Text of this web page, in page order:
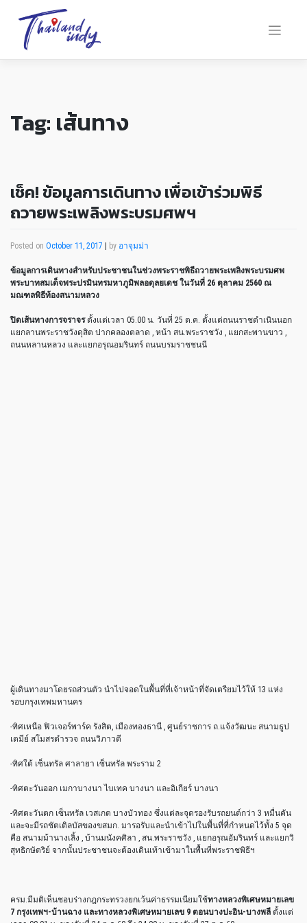
Tag: เส้นทาง
เช็ค! ข้อมูลการเดินทาง เพื่อเข้าร่วมพิธี
ถวายพระเพลิงพระบรมศพฯ
Posted on October 11, 2017 | by อาจุมม่า
ข้อมูลการเดินทางสำหรับประชาชนในช่วงพระราชพิธีถวายพระเพลิงพระบรมศพ
พระบาทสมเด็จพระปรมินทรมหาภูมิพลอดุลยเดช ในวันที่ 26 ตุลาคม 2560 ณ
มณฑลพิธีท้องสนามหลวง
ปิดเส้นทางการจราจรตั้งแต่เวลา 05.00 น. วันที่ 25 ต.ค. ตั้งแต่ถนนราชดำเนินนอก
แยกลานพระราชวังดุสิต ปากคลองตลาด , หน้า สน.พระราชวัง , แยกสะพานขาว ,
ถนนหลานหลวง และแยกอรุณอมรินทร์ ถนนบรมราชชนนี
ผู้เดินทางมาโดยรถส่วนตัว นำไปจอดในพื้นที่ที่เจ้าหน้าที่จัดเตรียมไว้ให้ 13 แห่ง
รอบกรุงเทพมหานคร
-ทิศเหนือ ฟิวเจอร์พาร์ค รังสิต, เมืองทองธานี , ศูนย์ราชการ ถ.แจ้งวัฒนะ สนามธูป
เตมีย์ สโมสรตำรวจ ถนนวิภาวดี
-ทิศใต้ เซ็นทรัล ศาลายา เซ็นทรัล พระราม 2
-ทิศตะวันออก เมกาบางนา ไบเทค บางนา และอิเกียร์ บางนา
-ทิศตะวันตก เซ็นทรัล เวสเกต บางบัวทอง ซึ่งแต่ละจุดรองรับรถยนต์กว่า 3 หมื่นคัน
และจะมีรถชัตเติลบัสของขสมก. มารอรับและนำเข้าไปในพื้นที่ที่กำหนดไว้ทั้ง 5 จุด
คือ สนามม้านางเลิ้ง , บ้านมนังคศิลา , สน.พระราชวัง , แยกอรุณอัมรินทร์ และแยกวิ
สุทธิกษัตริย์ จากนั้นประชาชนจะต้องเดินเท้าเข้ามาในพื้นที่พระราชพิธีฯ
ครม.มีมติเห็นชอบร่างกฎกระทรวงยกเว้นค่าธรรมเนียมใช้ทางหลวงพิเศษหมายเลข
7 กรุงเทพฯ-บ้านฉาง และทางหลวงพิเศษหมายเลข 9 ตอนบางปะอิน-บางพลี ตั้งแต่